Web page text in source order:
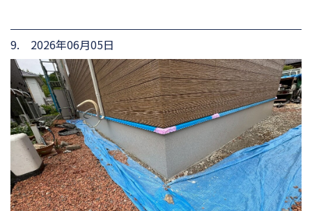
9. 2026年06月05日